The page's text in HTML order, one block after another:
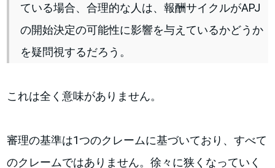
ている場合、合理的な人は、報酬サイクルがAPJ
の開始決定の可能性に影響を与えているかどうか
を疑問視するだろう。
これは全く意味がありません。
審理の基準は1つのクレームに基づいており、すべて
のクレームではありません。徐々に狭くなっていく